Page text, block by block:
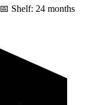
📅 Shelf: 24 months